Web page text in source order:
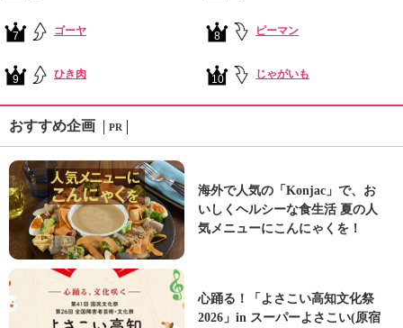
7 ゴーヤ 8 ピーマン
9 ひき肉 10 じゃがいも
おすすめ企画 PR
海外で人気の「Konjac」で、お
いしくヘルシーな食生活 夏の人
気メニューにこんにゃくを！
心踊る！「よさこい高知文化祭
2026」in スーパーよさこい(原宿